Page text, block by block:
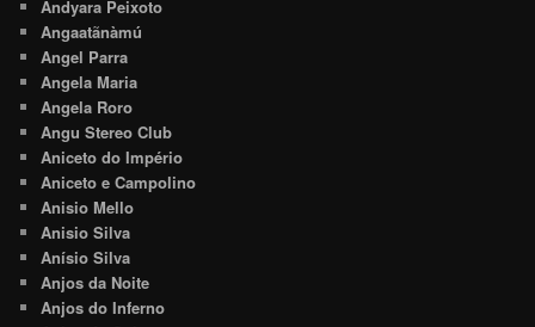
Andyara Peixoto
Angaatãnàmú
Angel Parra
Angela Maria
Angela Roro
Angu Stereo Club
Aniceto do Império
Aniceto e Campolino
Anisio Mello
Anisio Silva
Anísio Silva
Anjos da Noite
Anjos do Inferno